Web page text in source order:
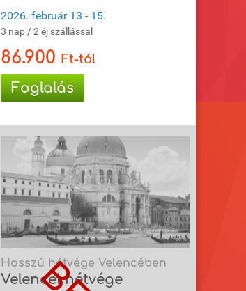
2026. február 13 - 15.
3 nap / 2 éj szállással
86.900Ft-tól
Foglalás
Hosszú hétvége Velencében
Velencei hétvége